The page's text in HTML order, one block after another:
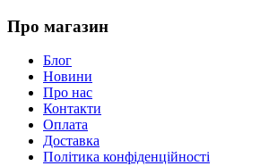
Про магазин
Блог
Новини
Про нас
Контакти
Оплата
Доставка
Політика конфіденційності